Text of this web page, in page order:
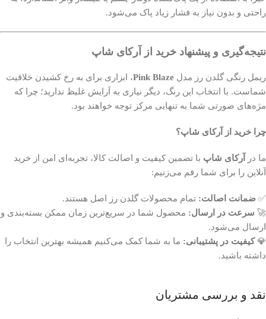
راحتی و بدون نیاز به فشار زیاد پاک می‌شود.
نتیجه‌گیری و پیشنهاد خرید از آرکای شاپ
ریمل رنگی گلدن رز مدل Pink Blaze، ابزاری برای به رخ کشیدن خلاقیت
شماست. با انتخاب این رنگ، دیگر نیازی به آرایش غلیظ ندارید؛ چرا که
مژه‌های صورتی شما به تنهایی مرکز توجه خواهند بود.
چرا خرید از آرکای شاپ؟
ما در آرکای شاپ با تضمین کیفیت و اصالت کالا، تجربه‌ای امن از خرید
آنلاین را برای شما رقم می‌زنیم:
✅ ضمانت اصالت: تمام محصولات گلدن رز اصل هستند.
🚀 سرعت در ارسال: محصول شما در سریع‌ترین زمان ممکن بسته‌بندی و
ارسال می‌شود.
💎کیفیت در پشتیبانی: ما به شما کمک می‌کنیم همیشه بهترین انتخاب را
داشته باشید.
نقد و بررسی مشتریان